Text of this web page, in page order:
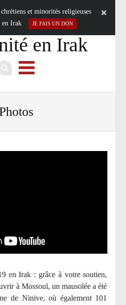
et minorités religieuses
en Irak
JE FAIS UN DON
en Irak : grâce à votre soutien,
à Mossoul, un mausolée a été
de Ninive, où également 101